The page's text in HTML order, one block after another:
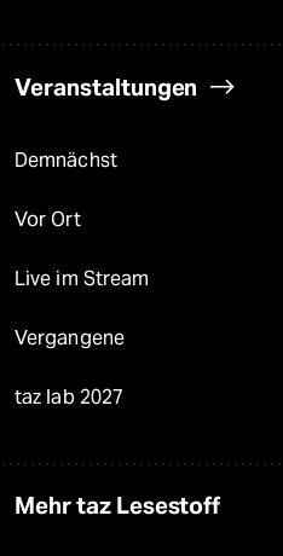
Veranstaltungen
Demnächst
Vor Ort
Live im Stream
Vergangene
taz lab 2027
Mehr taz Lesestoff